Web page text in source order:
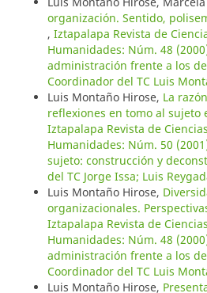
organización. Sentido,
, Iztapalapa Revista de
Humanidades: Núm. 48
administración frente a los
Coordinador del TC Luis
Luis Montaño Hirose, La
reflexiones en tomo al sujeto
Iztapalapa Revista de
Humanidades: Núm. 50
sujeto: construcción y
del TC Jorge Issa; Luis
Luis Montaño Hirose,
organizacionales.
Iztapalapa Revista de
Humanidades: Núm. 48
administración frente a los
Coordinador del TC Luis
Luis Montaño Hirose,